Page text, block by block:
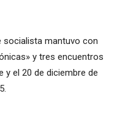
socialista mantuvo con
y tres encuentros
y el 20 de diciembre de